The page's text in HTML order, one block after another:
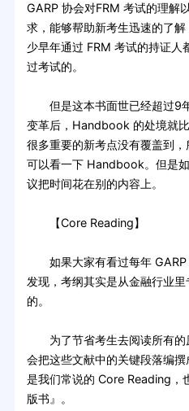
GARP 协会对FRM 考试的理解
求，能够帮助新考生迅速的了
少早年通过 FRM 考试的持证人
过考试的。
但是这本书面世已经超过9
变革后，Handbook 的处境就
很多重要的新考点没有覆盖到，
可以看一下 Handbook。但是
议把时间花在别的内容上。
【Core Reading】
如果大家有看过每年 GARP
发现，考纲其实是从金融行业
的。
为了节省考生去阅读所有的
会把这些文献中的关键段落编
是我们常说的 Core Reading，
版书』。